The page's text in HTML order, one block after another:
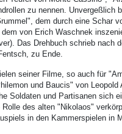
zu nennen. Unvergeßlich
dem durch eine Schar
von Erich Waschnek
Das Drehbuch schrieb nach
zu Ende.
seiner Filme, so auch für
und Baucis" von Leopold
Soldaten und Partisanen sich
des alten "Nikolaos"
in den Kammerspielen in